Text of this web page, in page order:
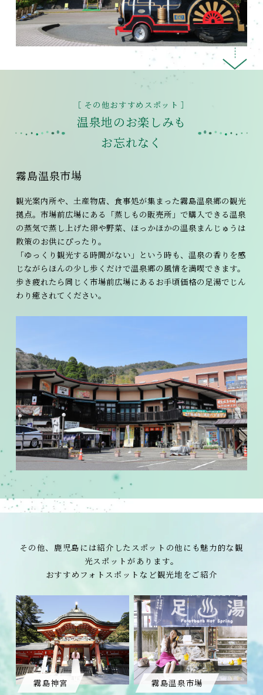
［ その他おすすめスポット ］
温泉地のお楽しみも
お忘れなく
霧島温泉市場
観光案内所や、土産物店、食事処が集まった霧島温泉郷の観光
拠点。市場前広場にある「蒸しもの販売所」で購入できる温泉
の蒸気で蒸し上げた卵や野菜、ほっかほかの温泉まんじゅうは
散策のお供にぴったり。
「ゆっくり観光する時間がない」という時も、温泉の香りを感
じながらほんの少し歩くだけで温泉郷の風情を満喫できます。
歩き疲れたら同じく市場前広場にあるお手頃価格の足湯でじん
わり癒されてください。
その他、鹿児島には紹介したスポットの他にも魅力的な観
光スポットがあります。
おすすめフォトスポットなど観光地をご紹介
霧島神宮 霧島温泉市場